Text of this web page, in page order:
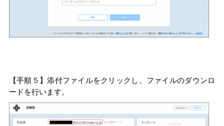
【手順５】添付ファイルをクリックし、ファイルのダウンロ
ードを行います。